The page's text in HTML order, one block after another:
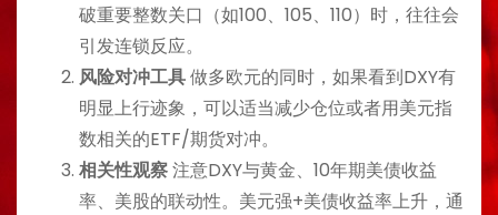
破重要整数关口（如100、105、110）时，往往会
引发连锁反应。
风险对冲工具做多欧元的同时，如果看到DXY有
明显上行迹象，可以适当减少仓位或者用美元指
数相关的ETF/期货对冲。
相关性观察注意DXY与黄金、10年期美债收益
率、美股的联动性。美元强+美债收益率上升，通